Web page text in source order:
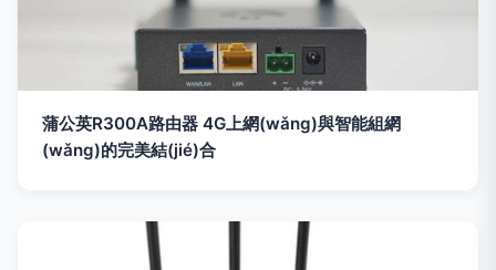
蒲公英R300A路由器 4G上網(wǎng)與智能組網
(wǎng)的完美結(jié)合